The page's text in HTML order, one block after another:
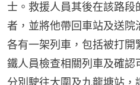
士。救援人員其後在該路
者，並將他帶回車站及送
各有一架列車，包括被打
鐵人員檢查相關列車及確認
分別駛往大圍及九龍塘站